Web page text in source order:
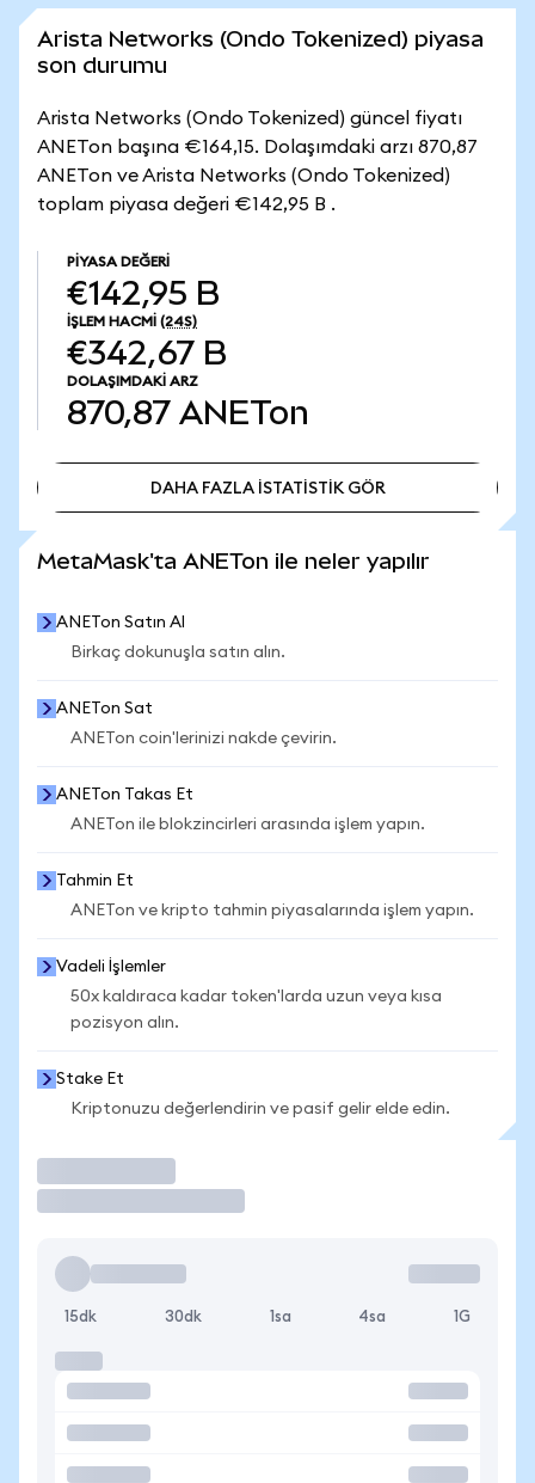
Arista Networks (Ondo Tokenized) piyasa
son durumu
Arista Networks (Ondo Tokenized) güncel fiyatı
ANETon başına €164,15. Dolaşımdaki arzı 870,87
ANETon ve Arista Networks (Ondo Tokenized)
toplam piyasa değeri €142,95 B .
PIYASA DEĞERI
€142,95 B
İŞLEM HACMI (24S)
€342,67 B
DOLAŞIMDAKI ARZ
870,87 ANETon
DAHA FAZLA İSTATİSTİK GÖR
MetaMask'ta ANETon ile neler yapılır
ANETon Satın Al
Birkaç dokunuşla satın alın.
ANETon Sat
ANETon coin'lerinizi nakde çevirin.
ANETon Takas Et
ANETon ile blokzincirleri arasında işlem yapın.
Tahmin Et
ANETon ve kripto tahmin piyasalarında işlem yapın.
Vadeli İşlemler
50x kaldıraca kadar token'larda uzun veya kısa
pozisyon alın.
Stake Et
Kriptonuzu değerlendirin ve pasif gelir elde edin.
15dk 30dk 1sa 4sa 1G